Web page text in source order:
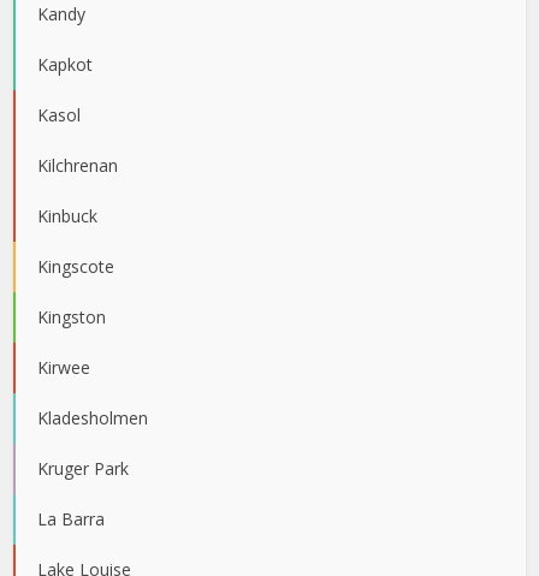
Kandy
Kapkot
Kasol
Kilchrenan
Kinbuck
Kingscote
Kingston
Kirwee
Kladesholmen
Kruger Park
La Barra
Lake Louise